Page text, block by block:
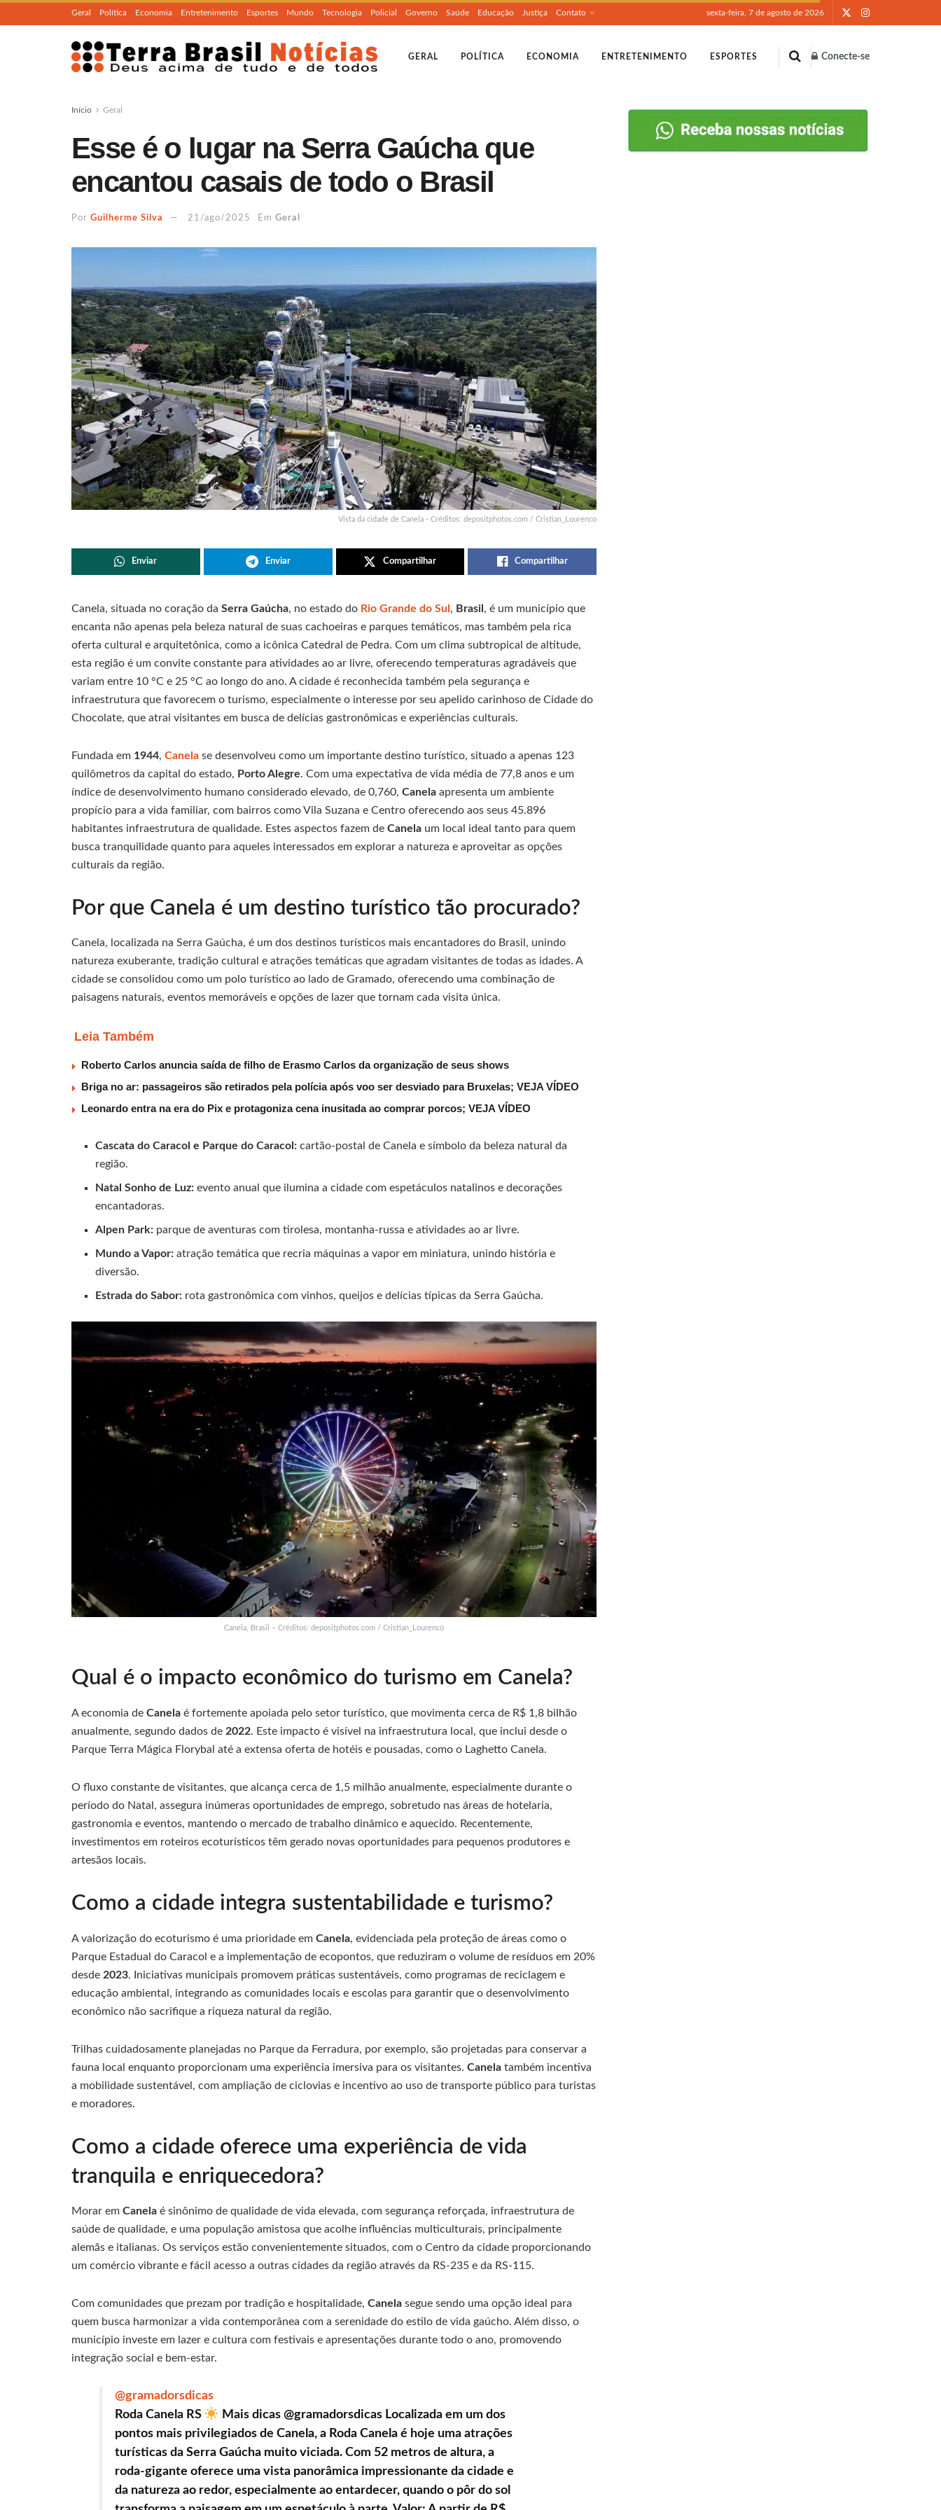
Geral Política Economia Entretenimento Esportes Mundo Tecnologia Policial Governo Saúde Educação Justiça Contato sexta-feira, 7 de agosto de 2026
GERAL POLÍTICA ECONOMIA ENTRETENIMENTO ESPORTES Conecte-se
Início Geral
Esse é o lugar na Serra Gaúcha que
encantou casais de todo o Brasil
Por Guilherme Silva 21/ago/2025 Em Geral
Vista da cidade de Canela - Créditos: depositphotos.com / Cristian_Lourenco
Enviar Enviar Compartilhar Compartilhar
Canela, situada no coração da Serra Gaúcha, no estado do Rio Grande do Sul , Brasil , é um município que
encanta não apenas pela beleza natural de suas cachoeiras e parques temáticos, mas também pela rica
oferta cultural e arquitetônica, como a icônica Catedral de Pedra. Com um clima subtropical de altitude,
esta região é um convite constante para atividades ao ar livre, oferecendo temperaturas agradáveis que
variam entre 10 °C e 25 °C ao longo do ano. A cidade é reconhecida também pela segurança e
infraestrutura que favorecem o turismo, especialmente o interesse por seu apelido carinhoso de Cidade do
Chocolate, que atrai visitantes em busca de delícias gastronômicas e experiências culturais.
Fundada em 1944, Canela se desenvolveu como um importante destino turístico, situado a apenas 123
quilômetros da capital do estado, Porto Alegre. Com uma expectativa de vida média de 77,8 anos e um
índice de desenvolvimento humano considerado elevado, de 0,760, Canela apresenta um ambiente
propício para a vida familiar, com bairros como Vila Suzana e Centro oferecendo aos seus 45.896
habitantes infraestrutura de qualidade. Estes aspectos fazem de Canela um local ideal tanto para quem
busca tranquilidade quanto para aqueles interessados em explorar a natureza e aproveitar as opções
culturais da região.
Por que Canela é um destino turístico tão procurado?
Canela, localizada na Serra Gaúcha, é um dos destinos turísticos mais encantadores do Brasil, unindo
natureza exuberante, tradição cultural e atrações temáticas que agradam visitantes de todas as idades. A
cidade se consolidou como um polo turístico ao lado de Gramado, oferecendo uma combinação de
paisagens naturais, eventos memoráveis e opções de lazer que tornam cada visita única.
Leia Também
Roberto Carlos anuncia saída de filho de Erasmo Carlos da organização de seus shows
Briga no ar: passageiros são retirados pela polícia após voo ser desviado para Bruxelas; VEJA VÍDEO
Leonardo entra na era do Pix e protagoniza cena inusitada ao comprar porcos; VEJA VÍDEO
Cascata do Caracol e Parque do Caracol: cartão-postal de Canela e símbolo da beleza natural da
região.
Natal Sonho de Luz: evento anual que ilumina a cidade com espetáculos natalinos e decorações
encantadoras.
Alpen Park: parque de aventuras com tirolesa, montanha-russa e atividades ao ar livre.
Mundo a Vapor: atração temática que recria máquinas a vapor em miniatura, unindo história e
diversão.
Estrada do Sabor: rota gastronômica com vinhos, queijos e delícias típicas da Serra Gaúcha.
Canela, Brasil – Créditos: depositphotos.com / Cristian_Lourenco
Qual é o impacto econômico do turismo em Canela?
A economia de Canela é fortemente apoiada pelo setor turístico, que movimenta cerca de R$ 1,8 bilhão
anualmente, segundo dados de 2022. Este impacto é visível na infraestrutura local, que inclui desde o
Parque Terra Mágica Florybal até a extensa oferta de hotéis e pousadas, como o Laghetto Canela.
O fluxo constante de visitantes, que alcança cerca de 1,5 milhão anualmente, especialmente durante o
período do Natal, assegura inúmeras oportunidades de emprego, sobretudo nas áreas de hotelaria,
gastronomia e eventos, mantendo o mercado de trabalho dinâmico e aquecido. Recentemente,
investimentos em roteiros ecoturísticos têm gerado novas oportunidades para pequenos produtores e
artesãos locais.
Como a cidade integra sustentabilidade e turismo?
A valorização do ecoturismo é uma prioridade em Canela, evidenciada pela proteção de áreas como o
Parque Estadual do Caracol e a implementação de ecopontos, que reduziram o volume de resíduos em 20%
desde 2023. Iniciativas municipais promovem práticas sustentáveis, como programas de reciclagem e
educação ambiental, integrando as comunidades locais e escolas para garantir que o desenvolvimento
econômico não sacrifique a riqueza natural da região.
Trilhas cuidadosamente planejadas no Parque da Ferradura, por exemplo, são projetadas para conservar a
fauna local enquanto proporcionam uma experiência imersiva para os visitantes. Canela também incentiva
a mobilidade sustentável, com ampliação de ciclovias e incentivo ao uso de transporte público para turistas
e moradores.
Como a cidade oferece uma experiência de vida
tranquila e enriquecedora?
Morar em Canela é sinônimo de qualidade de vida elevada, com segurança reforçada, infraestrutura de
saúde de qualidade, e uma população amistosa que acolhe influências multiculturais, principalmente
alemãs e italianas. Os serviços estão convenientemente situados, com o Centro da cidade proporcionando
um comércio vibrante e fácil acesso a outras cidades da região através da RS-235 e da RS-115.
Com comunidades que prezam por tradição e hospitalidade, Canela segue sendo uma opção ideal para
quem busca harmonizar a vida contemporânea com a serenidade do estilo de vida gaúcho. Além disso, o
município investe em lazer e cultura com festivais e apresentações durante todo o ano, promovendo
integração social e bem-estar.
@gramadorsdicas
Roda Canela RS
Mais dicas @gramadorsdicas Localizada em um dos
pontos mais privilegiados de Canela, a Roda Canela é hoje uma atrações
turísticas da Serra Gaúcha muito viciada. Com 52 metros de altura, a
roda-gigante oferece uma vista panorâmica impressionante da cidade e
da natureza ao redor, especialmente ao entardecer, quando o pôr do sol